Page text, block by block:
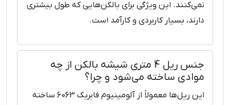
نمی‌کنند. این ویژگی برای بالکن‌هایی که طول بیشتری
دارند، بسیار کاربردی و کارآمد است.
جنس ریل 4 متری شیشه بالکن از چه
موادی ساخته می‌شود و چرا؟
این ریل‌ها معمولاً از آلومینیوم فابریک 6063 ساخته